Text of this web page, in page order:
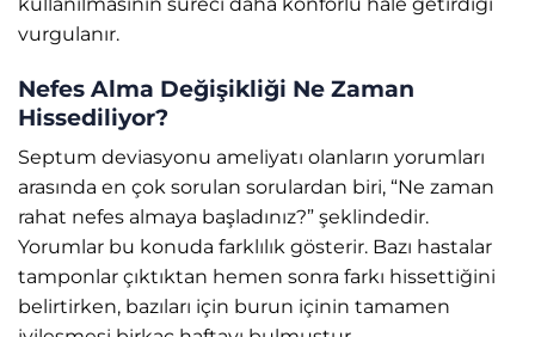
vurgulanır.
Nefes Alma Değişikliği Ne Zaman
Hissediliyor?
Septum deviasyonu ameliyatı olanların yorumları
arasında en çok sorulan sorulardan biri, “Ne zaman
rahat nefes almaya başladınız?” şeklindedir.
Yorumlar bu konuda farklılık gösterir. Bazı hastalar
tamponlar çıktıktan hemen sonra farkı hissettiğini
belirtirken, bazıları için burun içinin tamamen